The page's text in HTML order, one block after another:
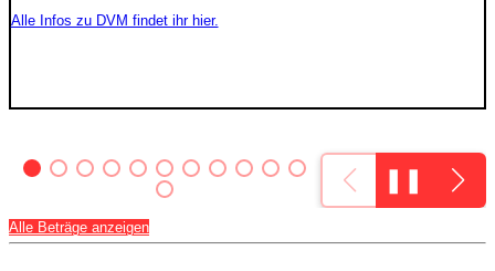
Alle Infos zu DVM findet ihr hier.
❚❚
Alle Beträge anzeigen